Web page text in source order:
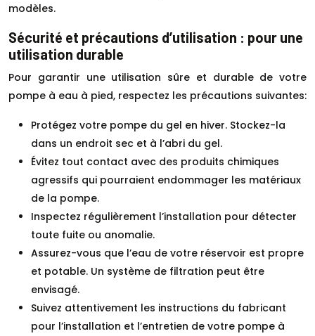
modèles.
Sécurité et précautions d’utilisation : pour une
utilisation durable
Pour garantir une utilisation sûre et durable de votre
pompe à eau à pied, respectez les précautions suivantes:
Protégez votre pompe du gel en hiver. Stockez-la
dans un endroit sec et à l’abri du gel.
Évitez tout contact avec des produits chimiques
agressifs qui pourraient endommager les matériaux
de la pompe.
Inspectez régulièrement l’installation pour détecter
toute fuite ou anomalie.
Assurez-vous que l’eau de votre réservoir est propre
et potable. Un système de filtration peut être
envisagé.
Suivez attentivement les instructions du fabricant
pour l’installation et l’entretien de votre pompe à